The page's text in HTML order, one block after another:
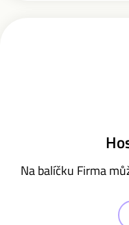
Na balíčku Firma